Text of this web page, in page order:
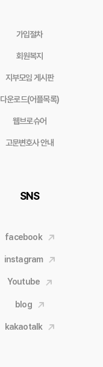
가입절차
회원복지
지부모임 게시판
다운로드(어플목록)
웹브로슈어
고문변호사 안내
SNS
facebook
instagram
Youtube
blog
kakaotalk